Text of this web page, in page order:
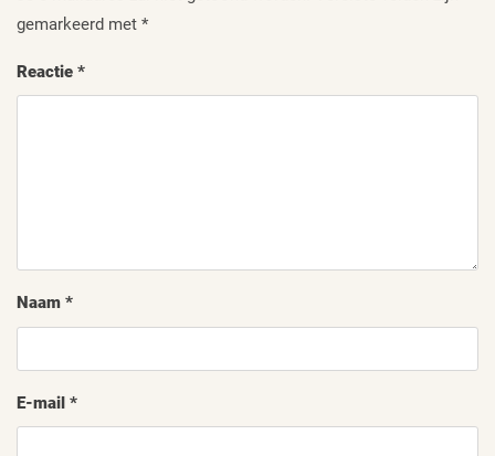
gemarkeerd met *
Reactie *
Naam *
E-mail *